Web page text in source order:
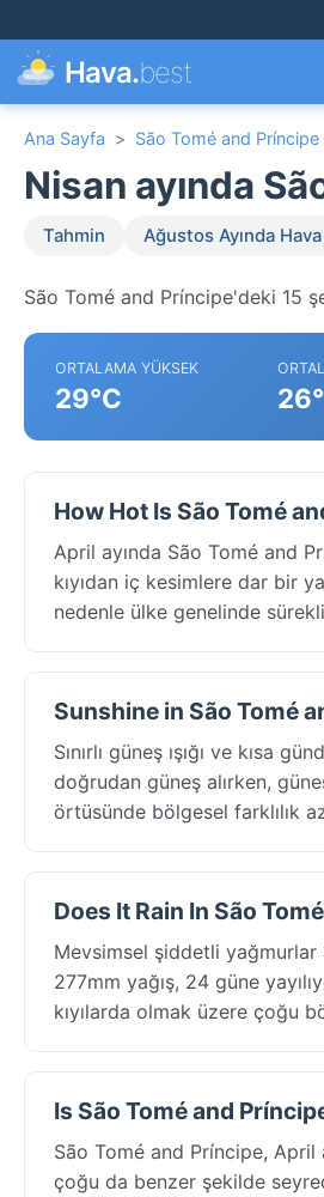
Hava.best
Ana Sayfa > São Tomé and Príncipe
Nisan ayında
Tahmin Ağustos Ayında Hava
São Tomé and Príncipe'deki 15
ORTALAMA YÜKSEK
29°C
How Hot Is São Tomé
April ayında São Tomé and
kıyıdan iç kesimlere dar bir
nedenle ülke genelinde
Sunshine in São Tomé
Sınırlı güneş ışığı ve kısa
doğrudan güneş alırken,
örtüsünde bölgesel farklılık
Does It Rain In São
Mevsimsel şiddetli
277mm yağış, 24 güne
kıyılarda olmak üzere çoğu
Is São Tomé and
São Tomé and Príncipe,
çoğu da benzer şekilde